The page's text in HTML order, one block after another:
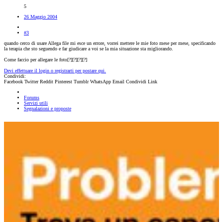
5
26 Maggio 2004
#3
quando cerco di usare Allega file mi esce un errore, vorrei mettere le mie foto mese per mese, specificando
la terapia che sto seguendo e far giudicare a voi se la mia situazione sta migliorando.
Come faccio per allegare le foto[?][?][?][?]
Devi effettuare il login o registrarti per postare qui.
Condividi:
Facebook Twitter Reddit Pinterest Tumblr WhatsApp Email Condividi Link
Forums
Servizi utili
Segnalazioni e proposte